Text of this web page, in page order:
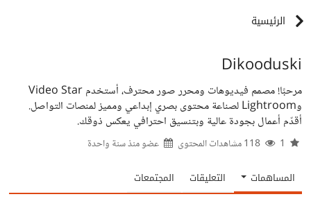
الرئيسية
Dikooduski
مرحبًا! مصمم فيديوهات ومحرر صور محترف، أستخدم Video Star
وLightroom لصناعة محتوى بصري إبداعي ومميز لمنصات التواصل.
أقدّم أعمال بجودة عالية وبتنسيق احترافي يعكس ذوقك.
عضو منذسنة واحدة
المساهمات التعليقات المجتمعات